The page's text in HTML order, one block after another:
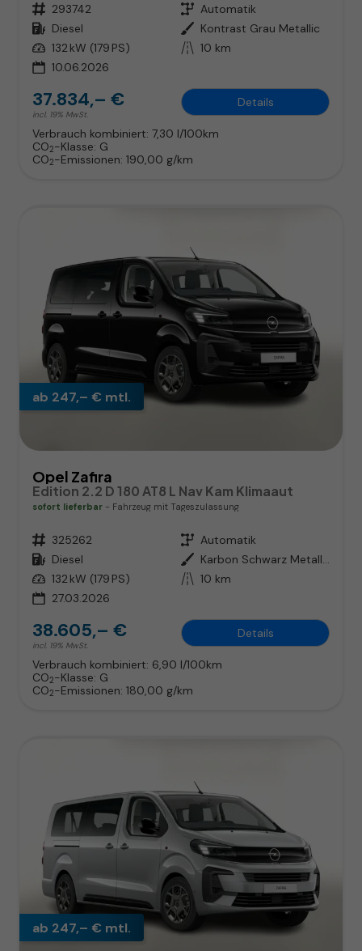
Fahrzeugnr. 293742 Getriebe Automatik
Kraftstoff Diesel Außenfarbe Kontrast Grau Metallic
Leistung 132 kW (179 PS) Kilometerstand 10 km
10.06.2026
37.834,– €
incl. 19% MwSt.
Details
Verbrauch kombiniert: 7,30 l/100km
CO2-Klasse: G
CO2-Emissionen: 190,00 g/km
ab 247,– € mtl.
Opel Zafira
Edition 2.2 D 180 AT8 L Nav Kam Klimaaut
sofort lieferbar Fahrzeug mit Tageszulassung
Fahrzeugnr. 325262 Getriebe Automatik
Kraftstoff Diesel Außenfarbe
Karbon Schwarz Metallic
Leistung 132 kW (179 PS) Kilometerstand 10 km
27.03.2026
38.605,– €
incl. 19% MwSt.
Details
Verbrauch kombiniert: 6,90 l/100km
CO2-Klasse: G
CO2-Emissionen: 180,00 g/km
ab 247,– € mtl.